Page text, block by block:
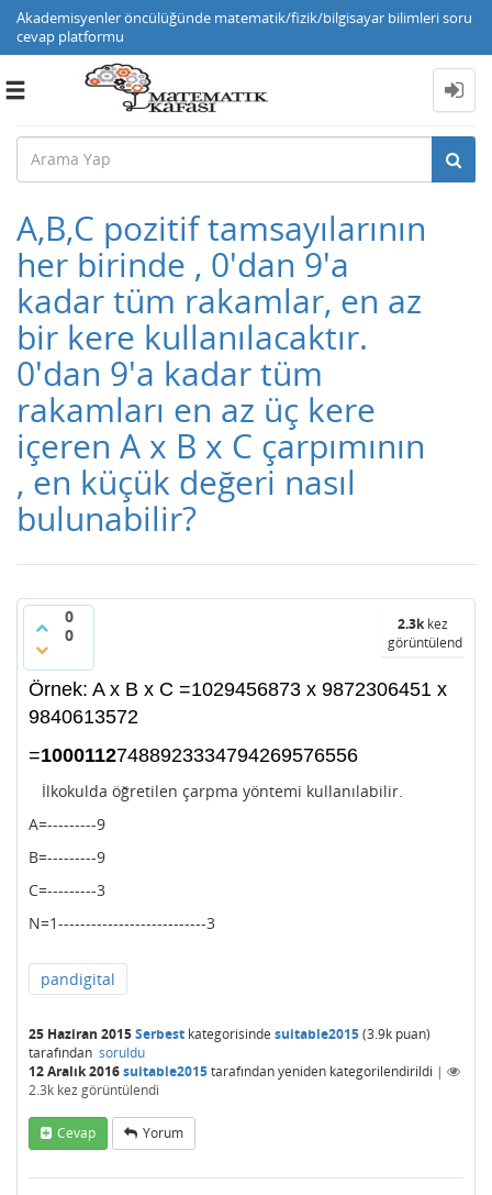
Akademisyenler öncülüğünde matematik/fizik/bilgisayar bilimleri soru
cevap platformu
Toggle
A,B,C pozitif tamsayılarının
her birinde , 0'dan 9'a
kadar tüm rakamlar, en az
bir kere kullanılacaktır.
0'dan 9'a kadar tüm
rakamları en az üç kere
içeren A x B x C çarpımının
, en küçük değeri nasıl
bulunabilir?
0
0
2.3kkez
görüntülendi
Örnek: A x B x C =1029456873 x 9872306451 x
9840613572
=10001127488923334794269576556
İlkokulda öğretilen çarpma yöntemi kullanılabilir.
A=---------9
B=---------9
C=---------3
N=1---------------------------3
pandigital
25 Haziran 2015Serbest kategorisinde suitable2015(3.9k puan)
tarafından soruldu
12 Aralık 2016suitable2015tarafındanyeniden kategorilendirildi |
2.3k kez görüntülendi
Cevap Yorum